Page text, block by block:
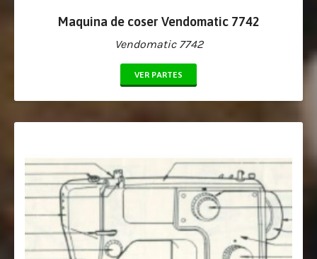
Maquina de coser Vendomatic 7742
Vendomatic 7742
VER PARTES